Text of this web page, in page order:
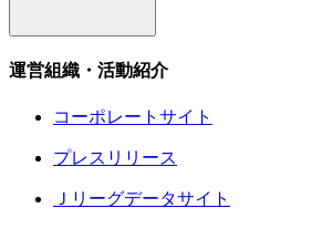
運営組織・活動紹介
コーポレートサイト
プレスリリース
Ｊリーグデータサイト